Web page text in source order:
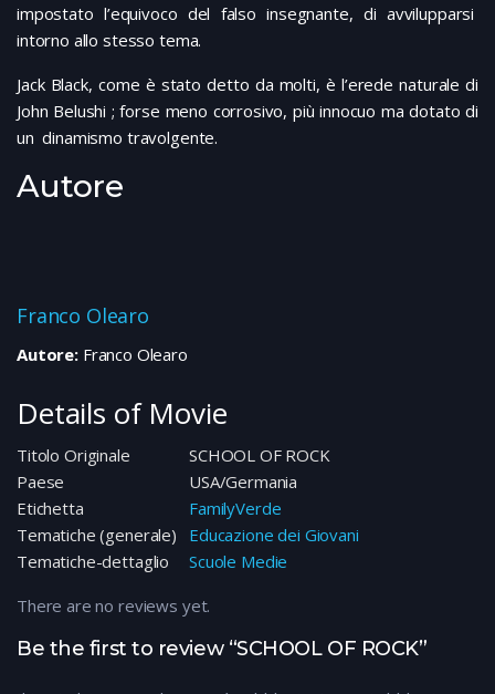
impostato l’equivoco del falso insegnante, di avvilupparsi
intorno allo stesso tema.
Jack Black, come è stato detto da molti, è l’erede naturale di
John Belushi ; forse meno corrosivo, più innocuo ma dotato di
un dinamismo travolgente.
Autore
Franco Olearo
Autore:Franco Olearo
Details of Movie
Titolo Originale
SCHOOL OF ROCK
Paese
USA/Germania
Etichetta
FamilyVerde
Tematiche (generale)
Educazione dei Giovani
Tematiche-dettaglio
Scuole Medie
Be the first to review “SCHOOL OF ROCK”
There are no reviews yet.